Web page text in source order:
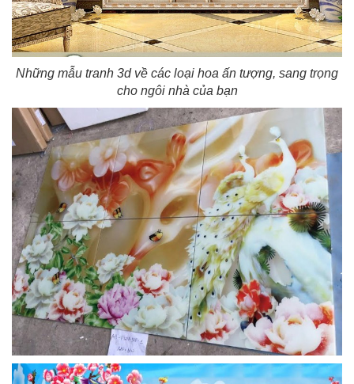
Những mẫu tranh 3d về các loại hoa ấn tượng, sang trọng
cho ngôi nhà của bạn